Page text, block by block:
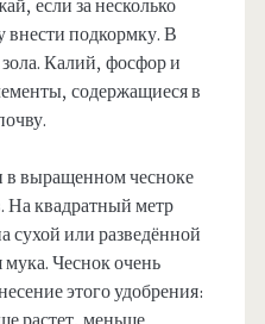
если за несколько
внести подкормку. В
Калий, фосфор и
содержащиеся в
в выращенном чесноке
На квадратный метр
сухой или разведённой
Чеснок очень
этого удобрения: